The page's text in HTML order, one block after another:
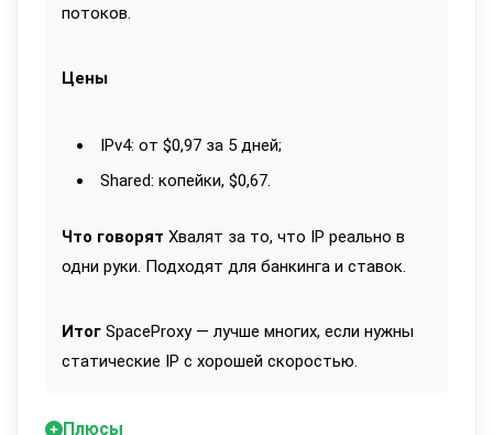
потоков.
Цены
IPv4: от $0,97 за 5 дней;
Shared: копейки, $0,67.
Что говорят Хвалят за то, что IP реально в
одни руки. Подходят для банкинга и ставок.
Итог SpaceProxy — лучше многих, если нужны
статические IP с хорошей скоростью.
Плюсы